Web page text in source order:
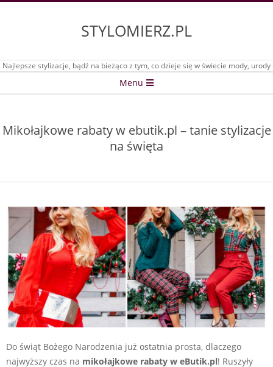
STYLOMIERZ.PL
Najlepsze stylizacje, bądź na bieżąco z tym, co dzieje się w świecie mody, urody
Menu
Mikołajkowe rabaty w ebutik.pl – tanie stylizacje
na święta
Do świąt Bożego Narodzenia już ostatnia prosta, dlaczego
najwyższy czas na mikołajkowe rabaty w eButik.pl! Ruszyły